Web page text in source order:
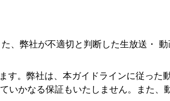
、弊社が不適切と判断した生放送・
す。弊社は、本ガイドラインに従った
いかなる保証もいたしません。また、